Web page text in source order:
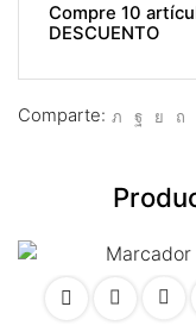
panel
panel
panel
Compre 10
DESCUENTO
Comparte: